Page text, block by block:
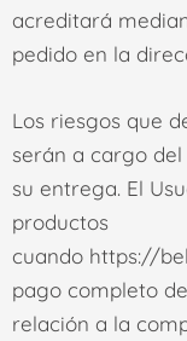
acreditará
pedido en la
Los riesgos que
serán a cargo
su entrega. El
productos
cuando https://
pago completo
relación a la